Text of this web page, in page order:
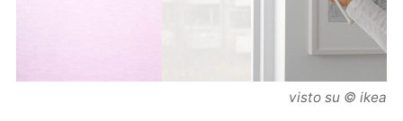
visto su © ikea